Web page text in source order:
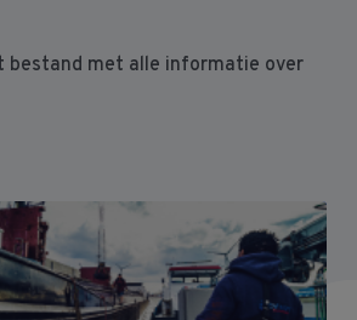
bestand met alle informatie over